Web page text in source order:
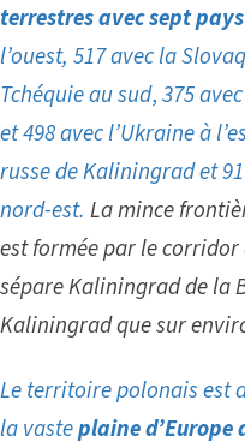
terrestres avec sept pays
l’ouest, 517 avec la
Tchéquie au sud,375
et 498 avec l’Ukraine à
russe de Kaliningrad et
nord-est. La mince
est formée par le
sépare Kaliningrad de la
Kaliningrad que sur
Le territoire polonais est
la vasteplaine d’Europe